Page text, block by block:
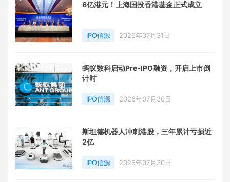
6亿港元！上海国投香港基金正式成立
IPO信源 2026年07月31日
蚂蚁数科启动Pre-IPO融资，开启上市倒
计时
IPO信源 2026年07月30日
斯坦德机器人冲刺港股，三年累计亏损近
2亿
IPO信源 2026年07月30日